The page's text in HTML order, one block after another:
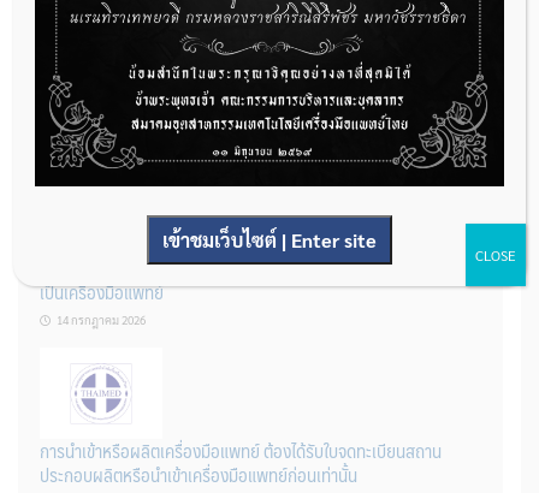
การโฆษณาเครื่องมือแพทย์แบบใดที่ได้รับการยกเว้นไม่ต้องขออนุญาต
14 กรกฎาคม 2026
รู้หรือไม่? ผลิตภัณฑ์ชุดตรวจสําหรับตรวจสอบการปนเปื้อนแบบใดจัด
เป็นเครื่องมือแพทย์
14 กรกฎาคม 2026
การนำเข้าหรือผลิตเครื่องมือแพทย์ ต้องได้รับใบจดทะเบียนสถาน
ประกอบผลิตหรือนำเข้าเครื่องมือแพทย์ก่อนเท่านั้น
เข้าชมเว็บไซต์ | Enter site
CLOSE